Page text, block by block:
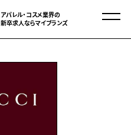
アパレル・コスメ業界の
新卒求人ならマイブランズ